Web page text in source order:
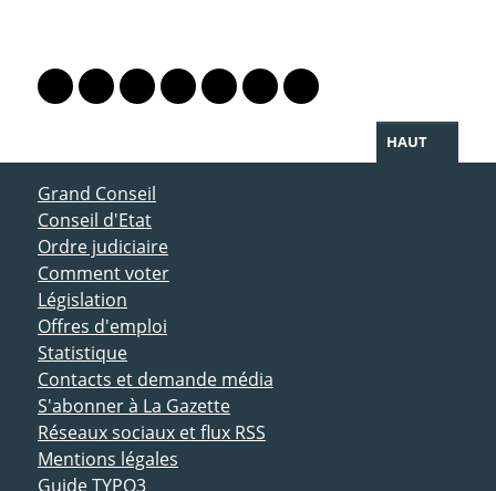
Lien vers le profil Mastodon
Lien vers le profil Bluesky
Lien vers le profil Instagram
Lien vers le profil Linkedin
Lien vers le profil Facebook
Lien vers le profil Twitter
Partager par WhatsApp
HAUT
ACCÈS DIRECT
Grand Conseil
Conseil d'Etat
Ordre judiciaire
Comment voter
Législation
Offres d'emploi
Statistique
Contacts et demande média
S'abonner à La Gazette
Réseaux sociaux et flux RSS
Mentions légales
Guide TYPO3